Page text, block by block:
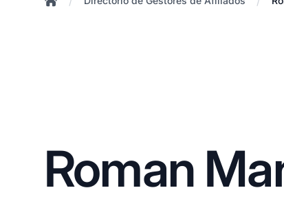
Roman